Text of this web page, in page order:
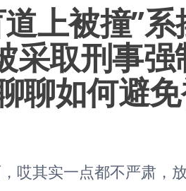
上被撞”
采取刑事强
聊如何避
哎其实一点都不严肃，放